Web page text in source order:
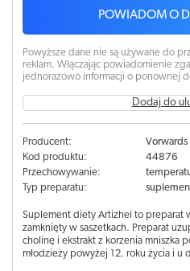
POWIADOM O
Powyższe dane nie są używane do
reklam. Włączając powiadomienie
jednorazowo informacji o ponownej
Dodaj do
Producent:
Vorwards
Kod produktu:
44876
Przechowywanie:
Typ preparatu:
Suplement diety Artizhel to preparat
zamknięty w saszetkach. Preparat
cholinę i ekstrakt z korzenia mniszka
młodzieży powyżej 12. roku życia i u